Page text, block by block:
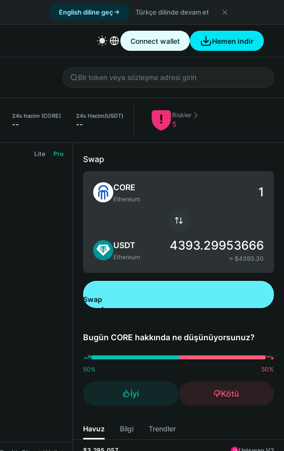
English diline geç Türkçe dilinde devam et
Connect wallet Hemen indir
24s hacim (CORE)
--
24s Hacim(USDT)
--
Riskler
5
Lite Pro
Swap
CORE
Ethereum
USDT
Ethereum
4393.29953666
≈ $4393.30
Swap
Bugün CORE hakkında ne düşünüyorsunuz?
50% 50%
İyi Kötü
Havuz Bilgi Trendler